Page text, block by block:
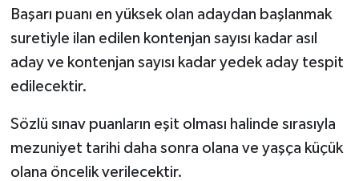
Başarı puanı en yüksek olan adaydan başlanmak
suretiyle ilan edilen kontenjan sayısı kadar asıl
aday ve kontenjan sayısı kadar yedek aday tespit
edilecektir.
Sözlü sınav puanların eşit olması halinde sırasıyla
mezuniyet tarihi daha sonra olana ve yaşça küçük
olana öncelik verilecektir.